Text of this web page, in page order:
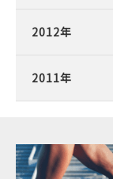
2012年
2011年